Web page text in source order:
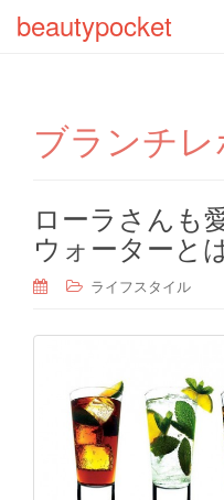
beautypocket
ブランチ
ローラさんも
ウォーターと
ライフスタイル